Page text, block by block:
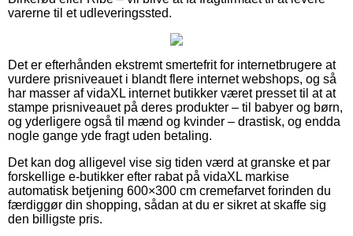
varerne til et udleveringssted.
Det er efterhånden ekstremt smertefrit for internetbrugere at
vurdere prisniveauet i blandt flere internet webshops, og så
har masser af vidaXL internet butikker været presset til at at
stampe prisniveauet på deres produkter – til babyer og børn,
og yderligere også til mænd og kvinder – drastisk, og endda
nogle gange yde fragt uden betaling.
Det kan dog alligevel vise sig tiden værd at granske et par
forskellige e-butikker efter rabat på vidaXL markise
automatisk betjening 600×300 cm cremefarvet forinden du
færdiggør din shopping, sådan at du er sikret at skaffe sig
den billigste pris.